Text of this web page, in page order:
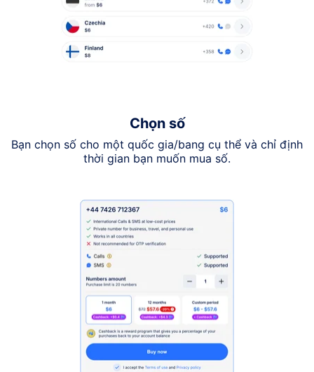
Chọn số
Bạn chọn số cho một quốc gia/bang cụ thể và chỉ định
thời gian bạn muốn mua số.